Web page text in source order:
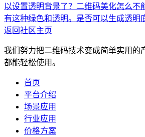
以设置透明背景了？ 二维码美化怎么不
有这种绿色和透明。 是否可以生成透明
返回社区主页
我们努力把二维码技术变成简单实用的
都能轻松使用。
首页
平台介绍
场景应用
行业应用
价格方案